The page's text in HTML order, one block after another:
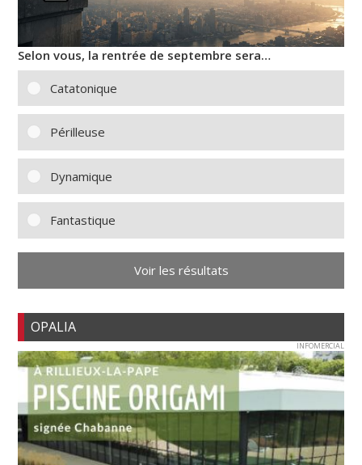
Selon vous, la rentrée de septembre sera…
Catatonique
Périlleuse
Dynamique
Fantastique
Voir les résultats
OPALIA
INFOMERCIAL